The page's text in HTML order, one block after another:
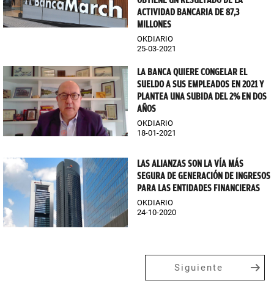
ACTIVIDAD BANCARIA DE 87,3
MILLONES
OKDIARIO
25-03-2021
LA BANCA QUIERE CONGELAR EL
SUELDO A SUS EMPLEADOS EN 2021 Y
PLANTEA UNA SUBIDA DEL 2% EN DOS
AÑOS
OKDIARIO
18-01-2021
LAS ALIANZAS SON LA VÍA MÁS
SEGURA DE GENERACIÓN DE INGRESOS
PARA LAS ENTIDADES FINANCIERAS
OKDIARIO
24-10-2020
Siguiente